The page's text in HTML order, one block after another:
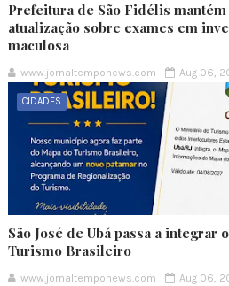
Prefeitura de São Fidélis
atualização sobre exames em
maculosa
www.jornaltemponews.com Aug 06,
CIDADES
São José de Ubá passa a integrar
Turismo Brasileiro
www.jornaltemponews.com Aug 06,